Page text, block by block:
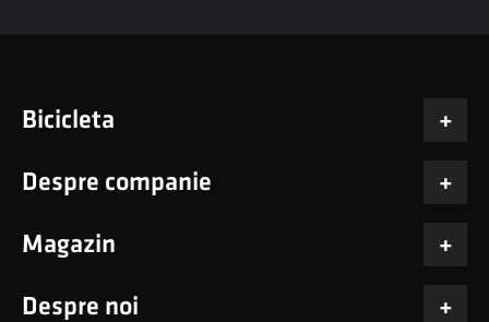
Bicicleta
Despre companie
Magazin
Despre noi